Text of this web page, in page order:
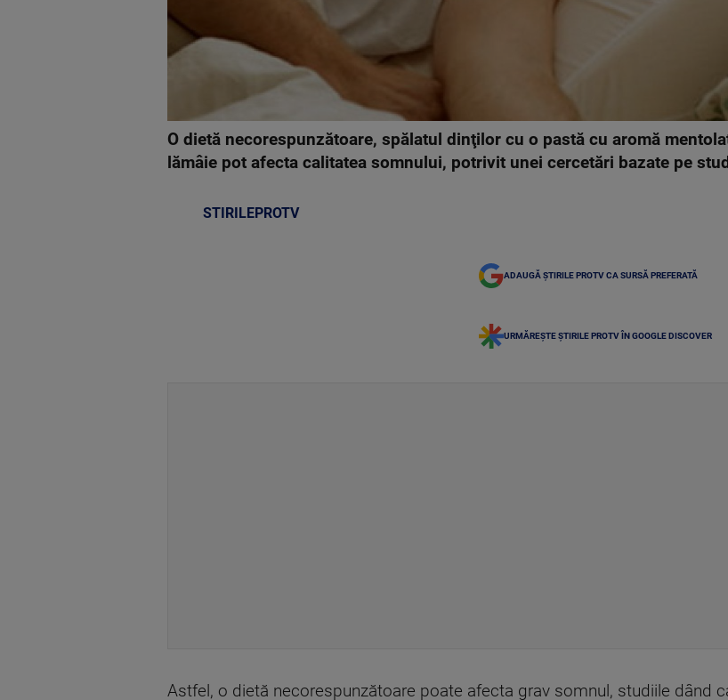
O dietă necorespunzătoare, spălatul dinţilor cu o pastă cu aromă
lămâie pot afecta calitatea somnului, potrivit unei cercetări bazate pe
STIRILEPROTV
ADAUGĂ ȘTIRILE PROTV CA SURSĂ PREFERATĂ
URMĂREȘTE ȘTIRILE PROTV ÎN GOOGLE DISCOVER
Astfel, o dietă necorespunzătoare poate afecta grav somnul, studiile dând